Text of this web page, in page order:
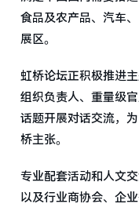
食品及农产品、汽车
展区。
虹桥论坛正积极推进
组织负责人、重量级
话题开展对话交流，
桥主张。
专业配套活动和人文
以及行业商协会、企